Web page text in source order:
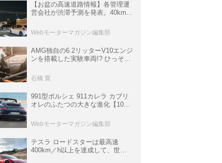
【お盆の高速道路情報】各管理運
営会社が渋滞予測を発表。40km以
数ある
Webモーターマガジン編集部
AMG独自の6.2リッターV10エンジ
ンを搭載した実験車両!? ひっそり
P900 プロトタイプ」とは
石橋 寛
991型ポルシェ 911カレラ カブリ
オレのふたつの大きな進化【10年
Webモーターマガジン編集部
テスラ ロードスターは最高速
400km／h以上を達成して、世界